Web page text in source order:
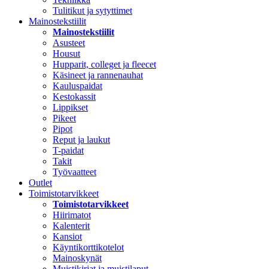
Tulitikut ja sytyttimet
Mainostekstiilit
Mainostekstiilit
Asusteet
Housut
Hupparit, colleget ja fleecet
Käsineet ja rannenauhat
Kauluspaidat
Kestokassit
Lippikset
Pikeet
Pipot
Reput ja laukut
T-paidat
Takit
Työvaatteet
Outlet
Toimistotarvikkeet
Toimistotarvikkeet
Hiirimatot
Kalenterit
Kansiot
Käyntikorttikotelot
Mainoskynät